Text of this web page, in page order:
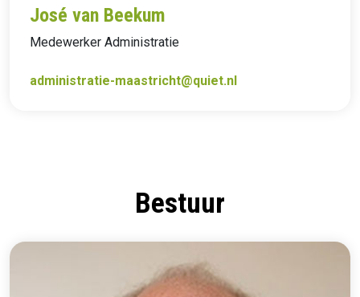
José van Beekum
Medewerker Administratie
administratie-maastricht@quiet.nl
Bestuur